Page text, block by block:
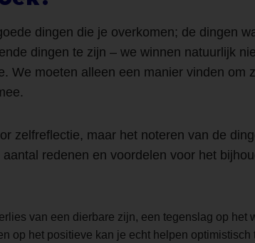
dingen die je overkomen; de dingen
dingen te zijn – we winnen natuurlijk
We moeten alleen een manier vinden om
zelfreflectie, maar het noteren van de
redenen en voordelen voor het
van een dierbare zijn, een tegenslag op het
op het positieve kan je echt helpen optimistisch